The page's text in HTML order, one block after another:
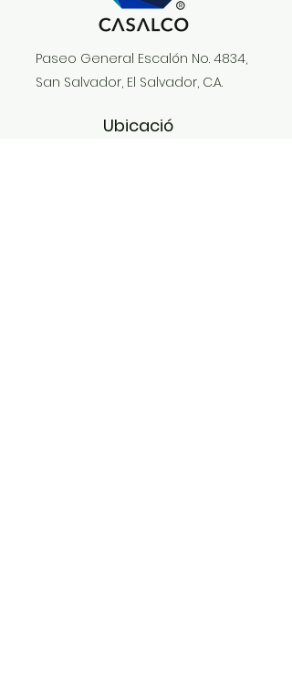
Paseo General Escalón No. 4834,
San Salvador, El Salvador, C.A.
Ubicació